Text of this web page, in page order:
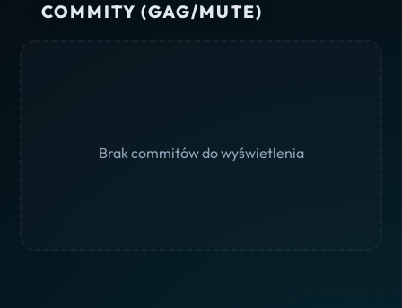
COMMITY (GAG/MUTE)
Brak commitów do wyświetlenia